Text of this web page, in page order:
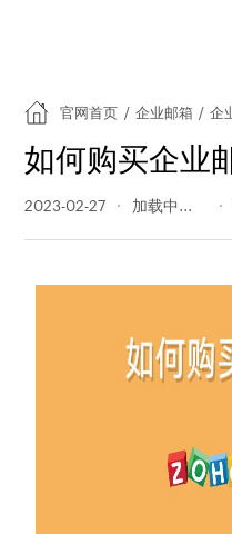
官网首页 / 企业邮箱 / 企
如何购买企业
2023-02-27 475 阅读量